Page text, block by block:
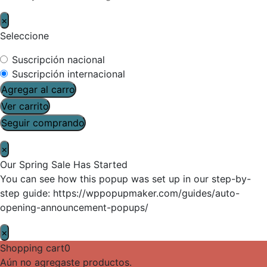
×
Seleccione
Suscripción nacional
Suscripción internacional
Agregar al carro
Ver carrito
Seguir comprando
×
Our Spring Sale Has Started
You can see how this popup was set up in our step-by-
step guide: https://wppopupmaker.com/guides/auto-
opening-announcement-popups/
×
Shopping cart0
Aún no agregaste productos.